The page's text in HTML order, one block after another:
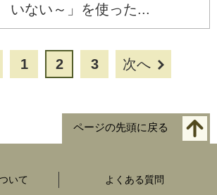
いない～」を使った...
1 2 3 次へ
ページの先頭に戻る
いて よくある質問